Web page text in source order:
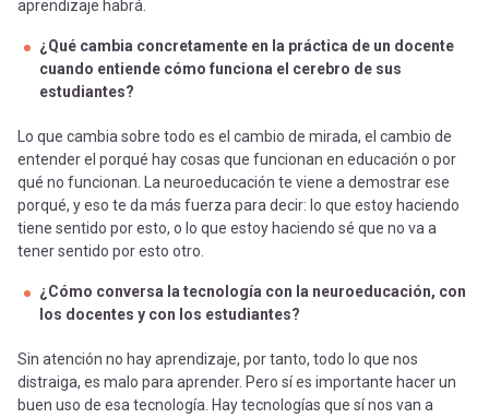
aprendizaje habrá.
¿Qué cambia concretamente en la práctica de un docente
cuando entiende cómo funciona el cerebro de sus
estudiantes?
Lo que cambia sobre todo es el cambio de mirada, el cambio de
entender el porqué hay cosas que funcionan en educación o por
qué no funcionan. La neuroeducación te viene a demostrar ese
porqué, y eso te da más fuerza para decir: lo que estoy haciendo
tiene sentido por esto, o lo que estoy haciendo sé que no va a
tener sentido por esto otro.
¿Cómo conversa la tecnología con la neuroeducación, con
los docentes y con los estudiantes?
Sin atención no hay aprendizaje, por tanto, todo lo que nos
distraiga, es malo para aprender. Pero sí es importante hacer un
buen uso de esa tecnología. Hay tecnologías que sí nos van a